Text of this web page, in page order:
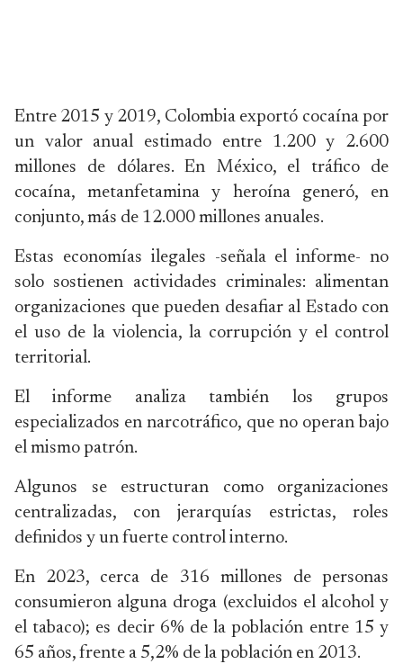
Entre 2015 y 2019, Colombia exportó cocaína por
un valor anual estimado entre 1.200 y 2.600
millones de dólares. En México, el tráfico de
cocaína, metanfetamina y heroína generó, en
conjunto, más de 12.000 millones anuales.
Estas economías ilegales -señala el informe- no
solo sostienen actividades criminales: alimentan
organizaciones que pueden desafiar al Estado con
el uso de la violencia, la corrupción y el control
territorial.
El informe analiza también los grupos
especializados en narcotráfico, que no operan bajo
el mismo patrón.
Algunos se estructuran como organizaciones
centralizadas, con jerarquías estrictas, roles
definidos y un fuerte control interno.
En 2023, cerca de 316 millones de personas
consumieron alguna droga (excluidos el alcohol y
el tabaco); es decir 6% de la población entre 15 y
65 años, frente a 5,2% de la población en 2013.